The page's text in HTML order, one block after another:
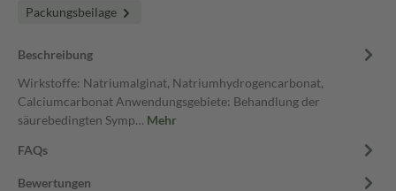
Packungsbeilage
Beschreibung
Wirkstoffe: Natriumalginat, Natriumhydrogencarbonat,
Calciumcarbonat Anwendungsgebiete: Behandlung der
säurebedingten Symp… Mehr
FAQs
Bewertungen